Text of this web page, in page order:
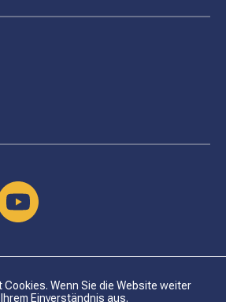
Wenn Sie die Website weiter
Einverständnis aus.